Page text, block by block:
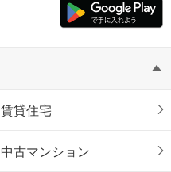
賃貸住宅
中古マンション